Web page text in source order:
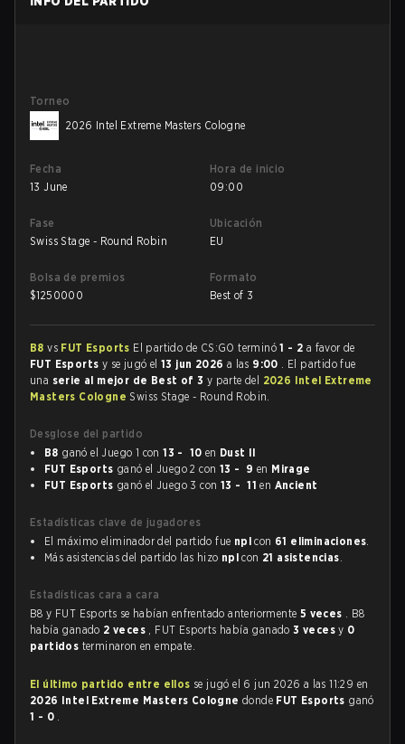
Torneo
2026 Intel Extreme Masters Cologne
Fecha
13 June
Hora de inicio
09:00
Fase
Swiss Stage - Round Robin
Ubicación
EU
Bolsa de premios
$1250000
Formato
Best of 3
B8vs FUT Esports El partido de CS:GO terminó1 - 2 a favor de
FUT Esports y se jugó el13 jun 2026 a las 9:00 . El partido fue
una serie al mejor de Best of 3 y parte del 2026 Intel Extreme
Masters Cologne Swiss Stage - Round Robin.
Desglose del partido
B8 ganó el Juego 1 con13 - 10 en Dust II
FUT Esports ganó el Juego 2 con 13 - 9 en Mirage
FUT Esports ganó el Juego 3 con 13 - 11 en Ancient
Estadísticas clave de jugadores
El máximo eliminador del partido fue npl con 61 eliminaciones.
Más asistencias del partido las hizo npl con 21 asistencias.
Estadísticas cara a cara
B8 y FUT Esports se habían enfrentado anteriormente 5 veces . B8
había ganado 2 veces , FUT Esports había ganado3 vecesy 0
partidos terminaron en empate.
El último partido entre ellos se jugó el 6 jun 2026 a las 11:29 en
2026 Intel Extreme Masters Cologne donde FUT Esports ganó
1 - 0 .